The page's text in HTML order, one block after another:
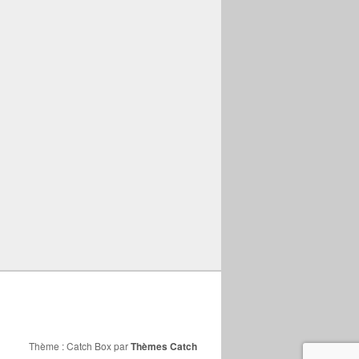
Thème : Catch Box parThèmes Catch